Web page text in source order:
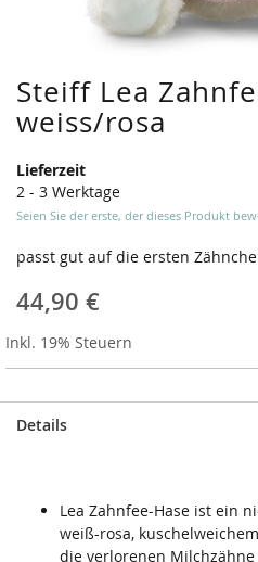
Steiff Lea
weiss/rosa
Lieferzeit
2 - 3 Werktage
Seien Sie der erste, der dieses Produkt
passt gut auf die ersten
44,90 €
Inkl. 19% Steuern
Zum
Anfang
der
springen
Details
Lea Zahnfee-Hase ist ein
weiß-rosa,
die verlorenen Milchzähne